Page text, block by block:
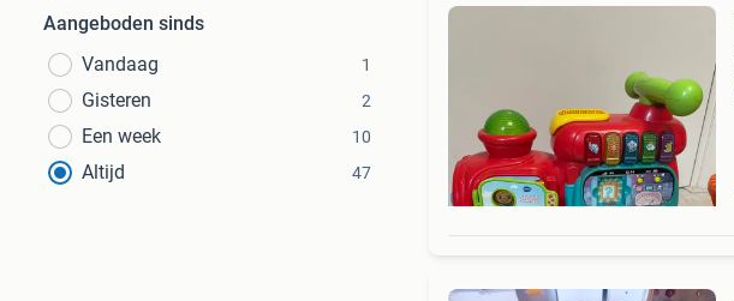
Aangeboden sinds
Vandaag
1
Gisteren 2
Een week 10
Altijd 47